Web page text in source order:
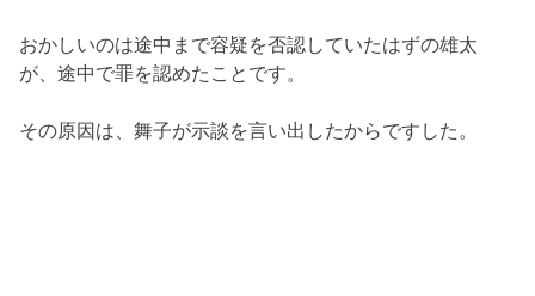
おかしいのは途中まで容疑を否認していたはずの雄太
が、途中で罪を認めたことです。
その原因は、舞子が示談を言い出したからですした。